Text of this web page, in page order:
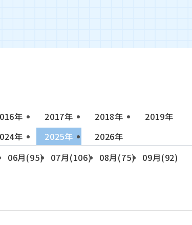
年 2017年 2018年
2019年
年 2025年
2026年
06月(95) 07月(106) 08月(75)
09月(92)